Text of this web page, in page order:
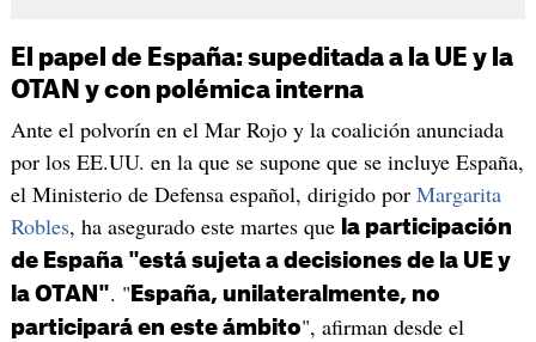
El papel de España: supeditada a la UE y la
OTAN y con polémica interna
Ante el polvorín en el Mar Rojo y la coalición anunciada
por los EE.UU. en la que se supone que se incluye España,
el Ministerio de Defensa español, dirigido por Margarita
Robles, ha asegurado este martes que la participación
de España "está sujeta a decisiones de la UE y
la OTAN". " España, unilateralmente, no
participará en este ámbito", afirman desde el